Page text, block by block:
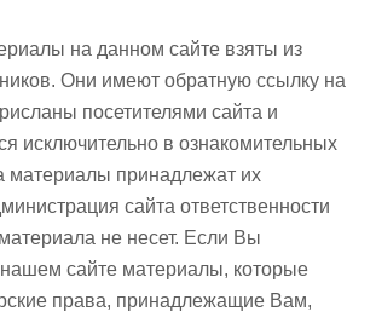
на данном сайте взяты из
Они имеют обратную ссылку на
посетителями сайта и
исключительно в ознакомительных
материалы принадлежат их
сайта ответственности
не несет. Если Вы
сайте материалы, которые
права, принадлежащие Вам,